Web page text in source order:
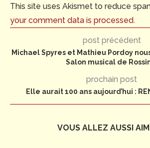
This site uses Akismet to reduce
your comment data is processed.
post précédent
Michael Spyres et Mathieu Pordoy
Salon musical de
prochain post
Elle aurait 100 ans aujourd’hui :
VOUS ALLEZ AUSSI